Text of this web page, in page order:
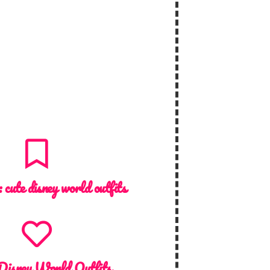
cute disney world outfits